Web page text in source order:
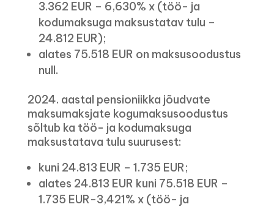
3.362 EUR – 6,630% x (töö- ja
kodumaksuga maksustatav tulu –
24.812 EUR);
alates 75.518 EUR on maksusoodustus
null.
2024. aastal pensioniikka jõudvate
maksumaksjate kogumaksusoodustus
sõltub ka töö- ja kodumaksuga
maksustatava tulu suurusest:
kuni 24.813 EUR – 1.735 EUR;
alates 24.813 EUR kuni 75.518 EUR –
1.735 EUR-3,421% x (töö- ja